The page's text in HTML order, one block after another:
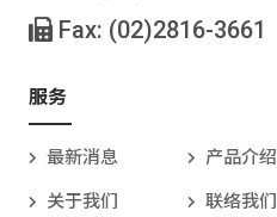
Fax: (02)2816-3661
服务
最新消息 产品介绍
关于我们 联络我们